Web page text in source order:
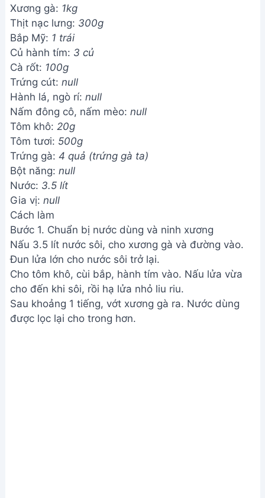
Xương gà: 1kg
Thịt nạc lưng: 300g
Bắp Mỹ: 1 trái
Củ hành tím: 3 củ
Cà rốt: 100g
Trứng cút: null
Hành lá, ngò rí: null
Nấm đông cô, nấm mèo: null
Tôm khô: 20g
Tôm tươi: 500g
Trứng gà: 4 quả (trứng gà ta)
Bột năng: null
Nước: 3.5 lít
Gia vị: null
Cách làm
Bước 1. Chuẩn bị nước dùng và ninh xương
Nấu 3.5 lít nước sôi, cho xương gà và đường vào.
Đun lửa lớn cho nước sôi trở lại.
Cho tôm khô, cùi bắp, hành tím vào. Nấu lửa vừa
cho đến khi sôi, rồi hạ lửa nhỏ liu riu.
Sau khoảng 1 tiếng, vớt xương gà ra. Nước dùng
được lọc lại cho trong hơn.